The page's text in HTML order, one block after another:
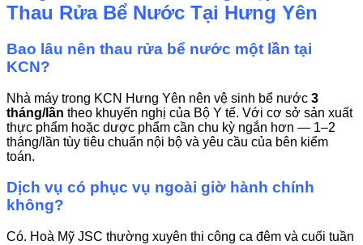
Thau Rửa Bể Nước Tại Hưng Yên
Bao lâu nên thau rửa bể nước một lần tại
KCN?
Nhà máy trong KCN Hưng Yên nên vệ sinh bể nước 3
tháng/lần theo khuyến nghị của Bộ Y tế. Với cơ sở sản xuất
thực phẩm hoặc dược phẩm cần chu kỳ ngắn hơn — 1–2
tháng/lần tùy tiêu chuẩn nội bộ và yêu cầu của bên kiểm
toán.
Dịch vụ có phục vụ ngoài giờ hành chính
không?
Có. Hoà Mỹ JSC thường xuyên thi công ca đêm và cuối tuần